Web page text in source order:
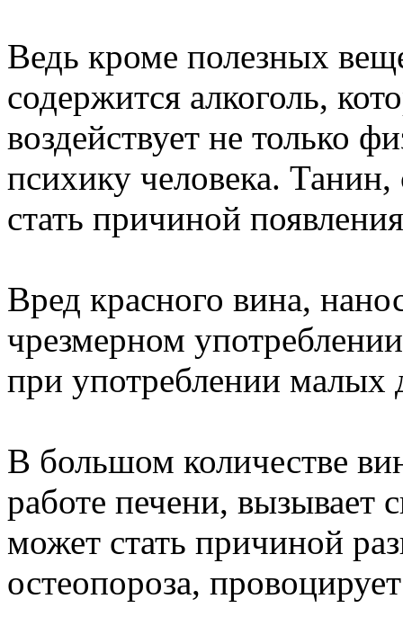
Ведь кроме полезных
содержится алкоголь,
воздействует не только
психику человека.
стать причиной
Вред красного вина,
чрезмерном
при употреблении малых
В большом количестве
работе печени, вызывает
может стать причиной
остеопороза,